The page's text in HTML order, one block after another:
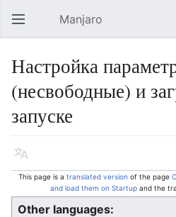
Open main menu Manjaro
Настройка
(несвободные) и
запуске
Language
This page is a translated version of the page
and load them on Startup and the
Other languages: